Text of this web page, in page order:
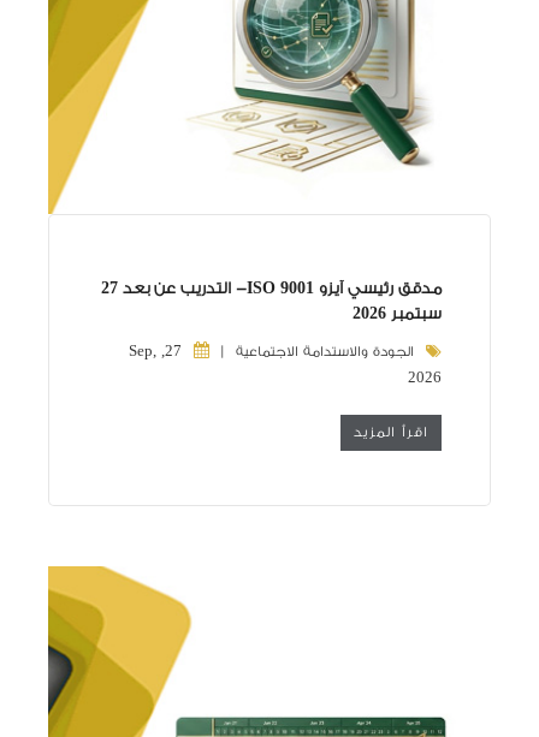
مدقق رئيسي آيزو ISO 9001- التدريب عن بعد 27
سبتمبر 2026
الجودة والاستدامة الاجتماعية |
27, Sep,
2026
اقرأ المزيد